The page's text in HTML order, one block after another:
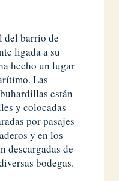
del barrio de
ligada a su
hecho un lugar
Las
están
y colocadas
por pasajes
y en los
descargadas de
bodegas.